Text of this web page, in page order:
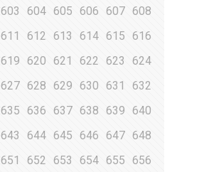
603 604 605 606 607 608
611 612 613 614 615
616
619 620 621 622 623
624
627 628 629 630 631
632
635 636 637 638 639 640
643 644 645 646 647 648
651 652 653 654 655 656